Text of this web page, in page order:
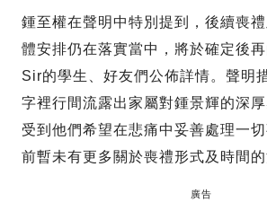
鍾至權在聲明中特別提到，後續喪
體安排仍在落實當中，將於確定後
Sir的學生、好友們公佈詳情。聲明
字裡行間流露出家屬對鍾景輝的深
受到他們希望在悲痛中妥善處理一
前暫未有更多關於喪禮形式及時間的
廣告